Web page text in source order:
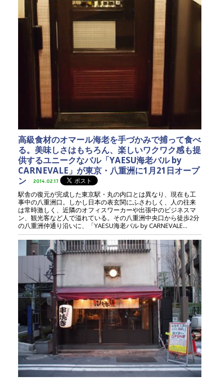
高級食材のオマール海老を手づかみで捕って食べ
る。美味しさはもちろん、楽しいワクワク感も提
供するユニークなバル「YAESU海老バル by
CARNEVALE」が東京・八重洲に1月21日オープ
ン
2014.02.17
駅舎の復元が完成した東京駅・丸の内口とは異なり、現在も工
事中の八重洲口。しかし日本の表玄関にふさわしく、人の往来
は常時激しく、近隣のオフィスワーカーや出張中のビジネスマ
ン、観光客など人で溢れている。その八重洲中央口から徒歩2分
の八重洲仲通り沿いに、「YAESU海老バル by CARNEVALE...